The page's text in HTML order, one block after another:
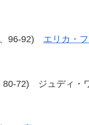
96-92) エリカ・
72) ジュディ・